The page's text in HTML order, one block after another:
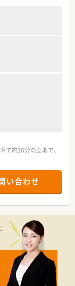
めています。
し、薬剤師としての
スメです。
く携わり、地域医療
す。
ワークライフバラン
に最適です。
で約16分の立地で、
ており、一人ひとり
。
増員募集となり、共
ています。
おり、充実した研修
求めています。
を大切にし、チーム
組める方を募集しま
い合わせ